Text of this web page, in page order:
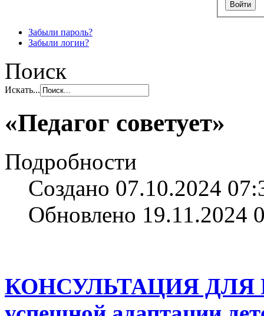
Забыли пароль?
Забыли логин?
Поиск
Искать...
«Педагог советует»
Подробности
Создано 07.10.2024
Обновлено 19.11.2024
КОНСУЛЬТАЦИЯ ДЛЯ